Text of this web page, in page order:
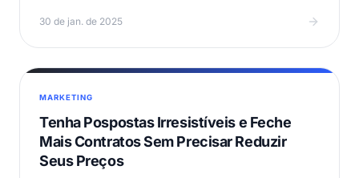
30 de jan. de 2025
MARKETING
Tenha Pospostas Irresistíveis e Feche
Mais Contratos Sem Precisar Reduzir
Seus Preços